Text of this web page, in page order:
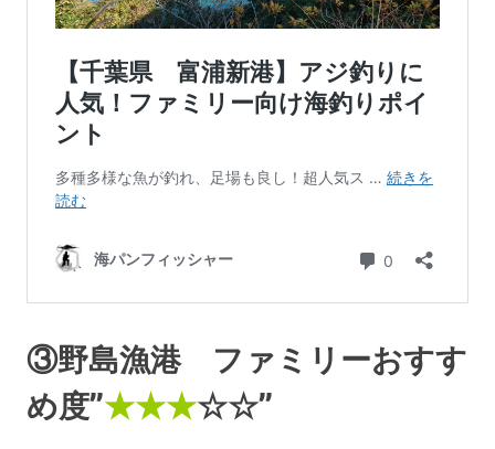
③野島漁港 ファミリーおすす
め度”★★★☆☆”